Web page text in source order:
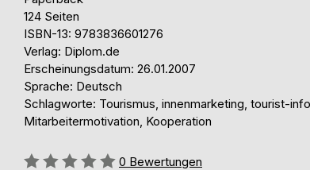
124 Seiten
ISBN-13: 9783836601276
Verlag: Diplom.de
Erscheinungsdatum: 26.01.2007
Sprache: Deutsch
Schlagworte: Tourismus, innenmarketing, tourist-
Mitarbeitermotivation, Kooperation
Bewertung::
0 Bewertungen